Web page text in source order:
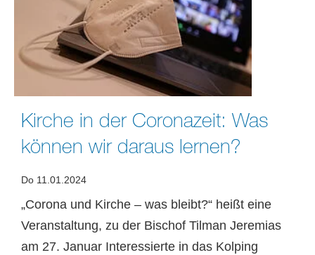
Kirche in der Coronazeit: Was
können wir daraus lernen?
Do 11.01.2024
„Corona und Kirche – was bleibt?“ heißt eine
Veranstaltung, zu der Bischof Tilman Jeremias
am 27. Januar Interessierte in das Kolping